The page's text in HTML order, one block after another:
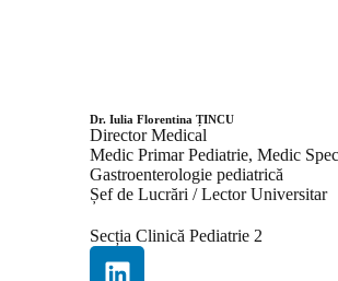
Dr. Iulia Florentina ȚINCU
Director Medical
Medic Primar Pediatrie, Medic
Gastroenterologie pediatrică
Șef de Lucrări / Lector Universitar
Secția Clinică Pediatrie 2